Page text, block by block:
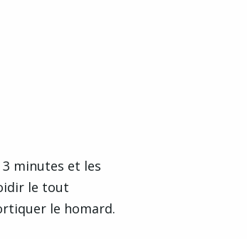
minutes et les
le tout
le homard.